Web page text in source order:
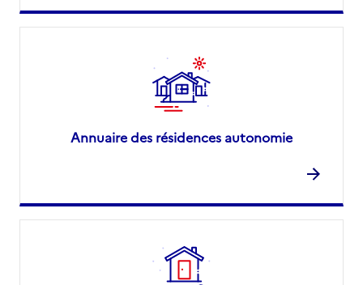
Annuaire des résidences autonomie